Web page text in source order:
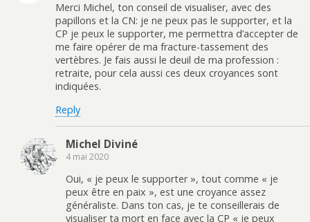
Merci Michel, ton conseil de visualiser, avec des
papillons et la CN: je ne peux pas le supporter, et la
CP je peux le supporter, me permettra d’accepter de
me faire opérer de ma fracture-tassement des
vertèbres. Je fais aussi le deuil de ma profession :
retraite, pour cela aussi ces deux croyances sont
indiquées.
Reply
Michel Diviné
4 mai 2020
Oui, « je peux le supporter », tout comme « je
peux être en paix », est une croyance assez
généraliste. Dans ton cas, je te conseillerais de
visualiser ta mort en face avec la CP « je peux